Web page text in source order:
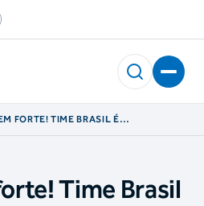
FORTE! TIME BRASIL É
Time Brasil